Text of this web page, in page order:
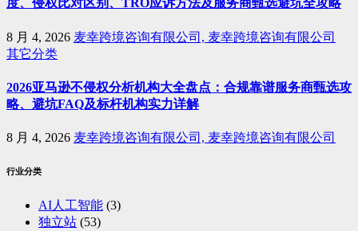
度、侵权比对区别、TRO应诉方法及服务商甄选避坑全攻略
8 月 4, 2026 麦幸跨境咨询有限公司, 麦幸跨境咨询有限公司
其它分类
2026亚马逊不侵权分析机构大全盘点：合规靠谱服务商甄选攻
略、避坑FAQ及标杆机构实力详解
8 月 4, 2026 麦幸跨境咨询有限公司, 麦幸跨境咨询有限公司
行业分类
AI人工智能 (3)
独立站 (53)